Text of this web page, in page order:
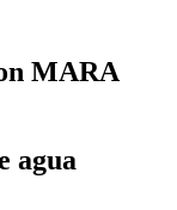
MARA
agua